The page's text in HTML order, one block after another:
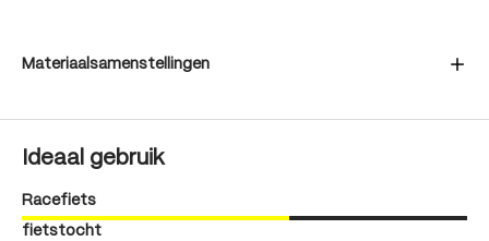
Materiaalsamenstellingen
Ideaal gebruik
Racefiets
fietstocht